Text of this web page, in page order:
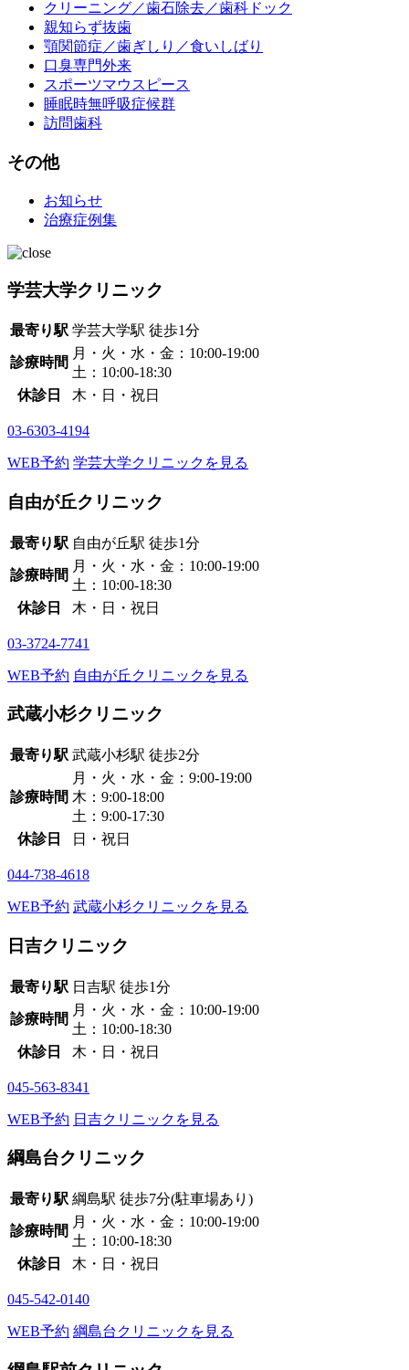
クリーニング／歯石除去／歯科ドック
親知らず抜歯
顎関節症／歯ぎしり／食いしばり
口臭専門外来
スポーツマウスピース
睡眠時無呼吸症候群
訪問歯科
その他
お知らせ
治療症例集
学芸大学クリニック
最寄り駅 学芸大学駅 徒歩1分
診療時間
月・火・水・金：10:00-19:00
土：10:00-18:30
休診日
木・日・祝日
03-6303-4194
WEB予約 学芸大学クリニックを見る
自由が丘クリニック
最寄り駅 自由が丘駅 徒歩1分
診療時間
月・火・水・金：10:00-19:00
土：10:00-18:30
休診日
木・日・祝日
03-3724-7741
WEB予約 自由が丘クリニックを見る
武蔵小杉クリニック
最寄り駅 武蔵小杉駅 徒歩2分
診療時間
月・火・水・金：9:00-19:00
木：9:00-18:00
土：9:00-17:30
休診日
日・祝日
044-738-4618
WEB予約 武蔵小杉クリニックを見る
日吉クリニック
最寄り駅 日吉駅 徒歩1分
診療時間
月・火・水・金：10:00-19:00
土：10:00-18:30
休診日
木・日・祝日
045-563-8341
WEB予約 日吉クリニックを見る
綱島台クリニック
最寄り駅 綱島駅 徒歩7分(駐車場あり)
診療時間
月・火・水・金：10:00-19:00
土：10:00-18:30
休診日
木・日・祝日
045-542-0140
WEB予約 綱島台クリニックを見る